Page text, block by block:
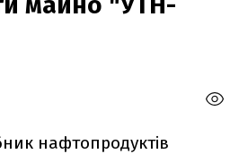
нафтопродуктів